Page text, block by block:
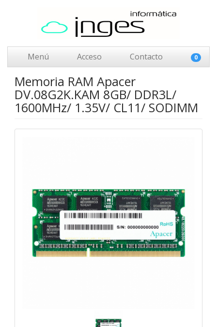
Menú Acceso Contacto 0
Memoria RAM Apacer
DV.08G2K.KAM 8GB/ DDR3L/
1600MHz/ 1.35V/ CL11/ SODIMM